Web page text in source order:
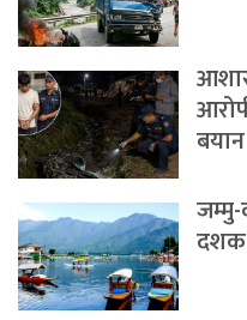
बयान
दशक